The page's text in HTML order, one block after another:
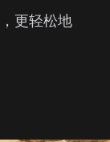
，更轻松地